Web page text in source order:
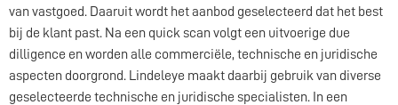
van vastgoed. Daaruit wordt het aanbod geselecteerd dat het best
bij de klant past. Na een quick scan volgt een uitvoerige due
dilligence en worden alle commerciële, technische en juridische
aspecten doorgrond. Lindeleye maakt daarbij gebruik van diverse
geselecteerde technische en juridische specialisten. In een